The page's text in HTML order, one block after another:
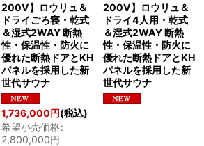
200V】ロウリュ＆
ドライごろ寝・乾式
＆湿式2WAY 断熱
性・保温性・防火に
優れた断熱ドアとKH
パネルを採用した新
世代サウナ
1,736,000円(税込)
希望小売価格:
2,800,000円
200V】ロウリュ＆
ドライ4人用・乾式
＆湿式2WAY 断熱
性・保温性・防火に
優れた断熱ドアとKH
パネルを採用した新
世代サウナ